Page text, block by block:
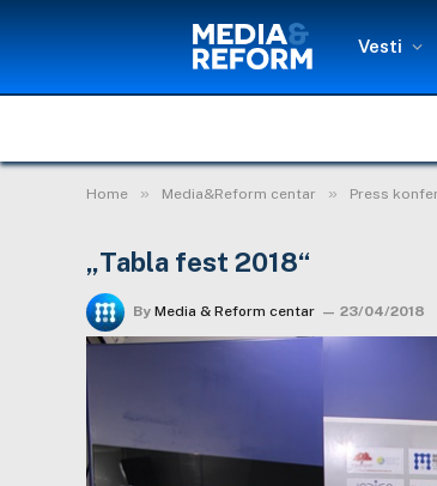
Vesti
Home » Media&Reform centar » Press
„Tabla fest 2018“
By Media & Reform centar 23/04/2018